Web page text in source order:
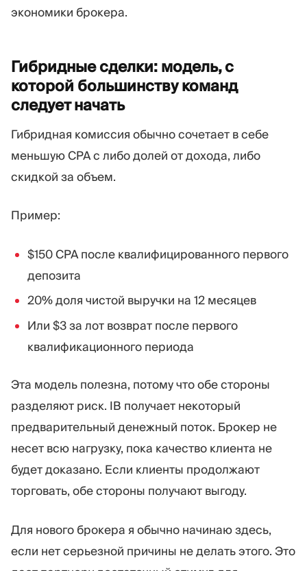
экономики брокера.
Гибридные сделки: модель, с
которой большинству команд
следуетначать
Гибридная комиссия обычно сочетает в себе
меньшую CPA с либо долей от дохода, либо
скидкой за объем.
Пример:
$150 CPA после квалифицированного первого
депозита
20% доля чистой выручки на 12 месяцев
Или $3 за лот возврат после первого
квалификационного периода
Эта модель полезна, потому что обе стороны
разделяют риск. IB получает некоторый
предварительный денежный поток. Брокер не
несет всю нагрузку, пока качество клиента не
будет доказано. Если клиенты продолжают
торговать, обе стороны получают выгоду.
Для нового брокера я обычно начинаю здесь,
если нет серьезной причины не делать этого. Это